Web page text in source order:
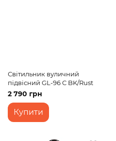
Світильник вуличний
підвісний GL-96 C BK/Rust
2 790 грн
Купити